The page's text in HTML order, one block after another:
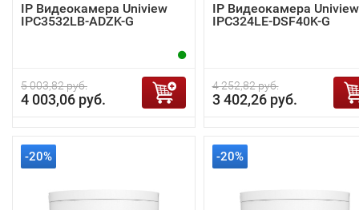
IP Видеокамера Uniview
IPC3532LB-ADZK-G
5 003,82 руб.
4 003,06 руб.
IP Видеокамера Uniview
IPC324LE-DSF40K-G
4 252,82 руб.
3 402,26 руб.
-20% -20%